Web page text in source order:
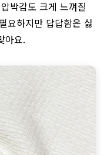
박감도 크게 느껴질
요하지만 답답함은 싫
아요.